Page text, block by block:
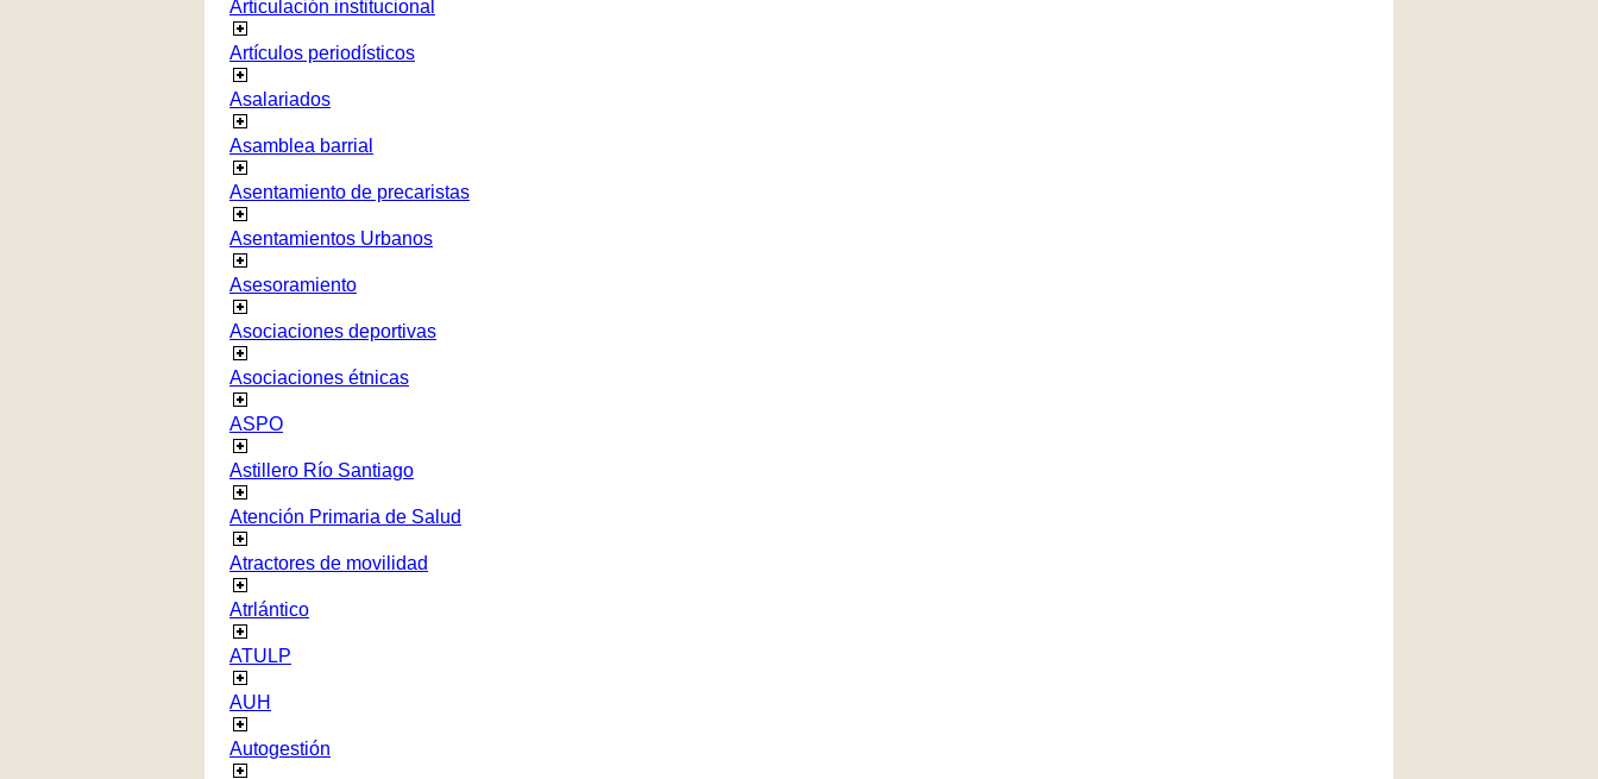
Articulación institucional
Artículos periodísticos
Asalariados
Asamblea barrial
Asentamiento de precaristas
Asentamientos Urbanos
Asesoramiento
Asociaciones deportivas
Asociaciones étnicas
ASPO
Astillero Río Santiago
Atención Primaria de Salud
Atractores de movilidad
Atrlántico
ATULP
AUH
Autogestión